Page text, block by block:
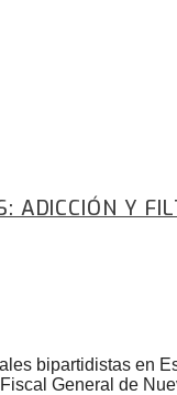
ADICCIÓN Y
bipartidistas en
General de